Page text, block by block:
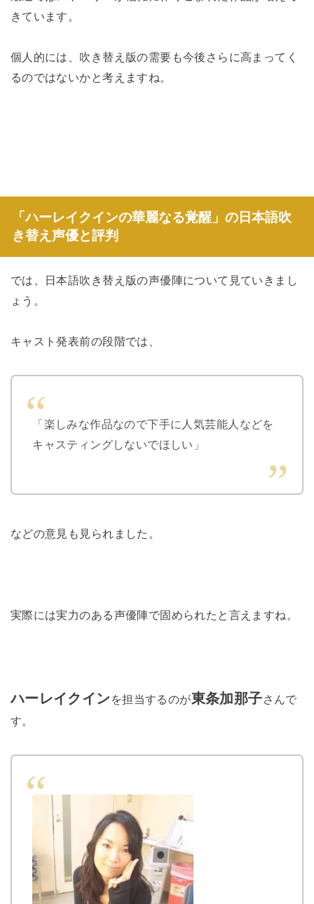
きています。
個人的には、吹き替え版の需要も今後さらに高まってく
るのではないかと考えますね。
「ハーレイクインの華麗なる覚醒」の日本語吹
き替え声優と評判
では、日本語吹き替え版の声優陣について見ていきまし
ょう。
キャスト発表前の段階では、
「楽しみな作品なので下手に人気芸能人などを
キャスティングしないでほしい」
などの意見も見られました。
実際には実力のある声優陣で固められたと言えますね。
ハーレイクイン を担当するのが東条加那子さんで
す。